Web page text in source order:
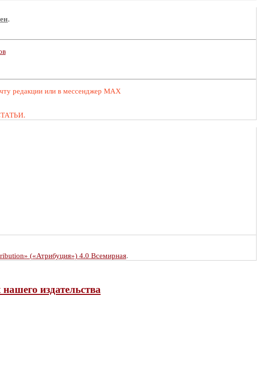
.
редакции или в мессенджер MAX
(«Атрибуция») 4.0 Всемирная.
издательства